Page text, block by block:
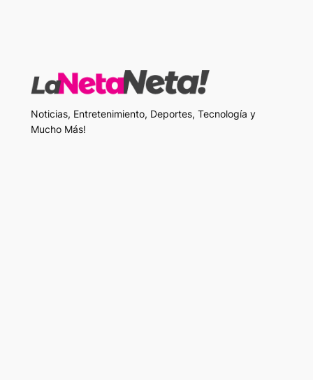
Noticias, Entretenimiento, Deportes, Tecnología y
Mucho Más!